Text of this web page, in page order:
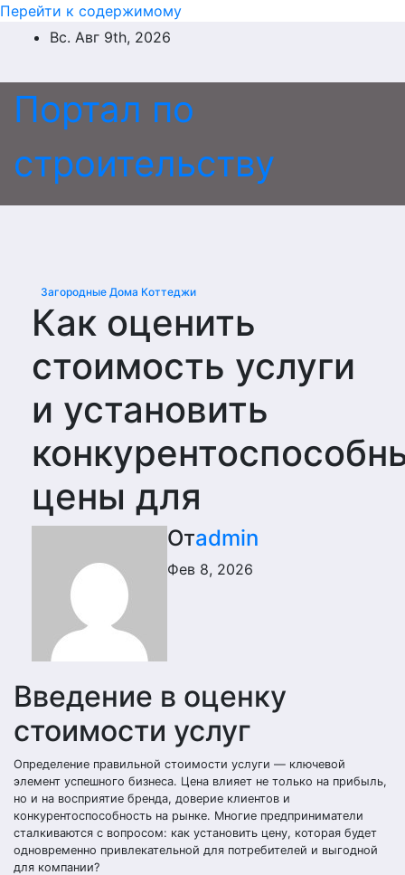
Перейти к содержимому
Вс. Авг 9th, 2026
Портал по
строительству
Загородные Дома Коттеджи
Как оценить
стоимость услуги
и установить
цены для
Отadmin
Фев 8, 2026
Введение в оценку
стоимости услуг
Определение правильной стоимости услуги — ключевой
элемент успешного бизнеса. Цена влияет не только на прибыль,
но и на восприятие бренда, доверие клиентов и
конкурентоспособность на рынке. Многие предприниматели
сталкиваются с вопросом: как установить цену, которая будет
одновременно привлекательной для потребителей и выгодной
для компании?